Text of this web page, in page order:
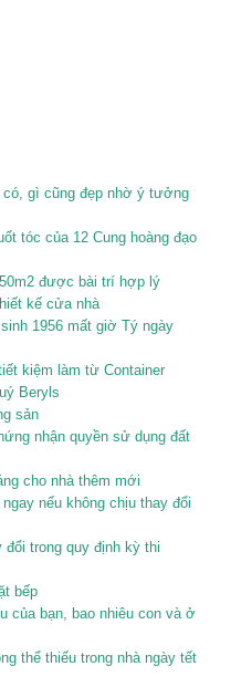
có, gì cũng đẹp nhờ ý tưởng
tóc của 12 Cung hoàng đạo
được bài trí hợp lý
kế cửa nhà
1956 mất giờ Tý ngày
kiệm làm từ Container
Beryls
sản
nhận quyền sử dụng đất
cho nhà thêm mới
nếu không chịu thay đổi
trong quy định kỳ thi
bếp
của bạn, bao nhiêu con và ở
thể thiếu trong nhà ngày tết